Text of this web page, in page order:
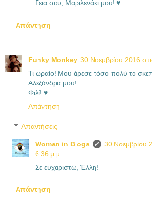
Γεια σου, Μαριλενάκι μου! ♥
Απάντηση
Funky Monkey 30 Νοεμβρίου 2016
Τι ωραίο! Μου άρεσε τόσο πολύ το
Αλεξάνδρα μου!
Φιλί! ♥
Απάντηση
Απαντήσεις
Woman in Blogs
30 Νοεμβρίου
6:36 μ.μ.
Σε ευχαριστώ, Έλλη!
Απάντηση